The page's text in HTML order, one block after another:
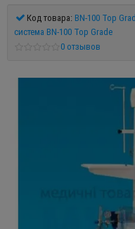
Код товара: BN-100 Top
система BN-100 Top Grade
0 отзывов